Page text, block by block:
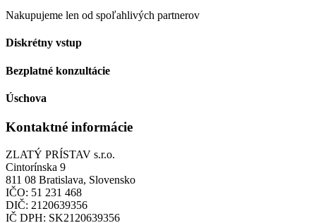
Nakupujeme len od spoľahlivých partnerov
Diskrétny vstup
Bezplatné konzultácie
Úschova
Kontaktné informácie
ZLATÝ PRÍSTAV s.r.o.
Cintorínska 9
811 08 Bratislava, Slovensko
IČO: 51 231 468
DIČ: 2120639356
IČ DPH: SK2120639356